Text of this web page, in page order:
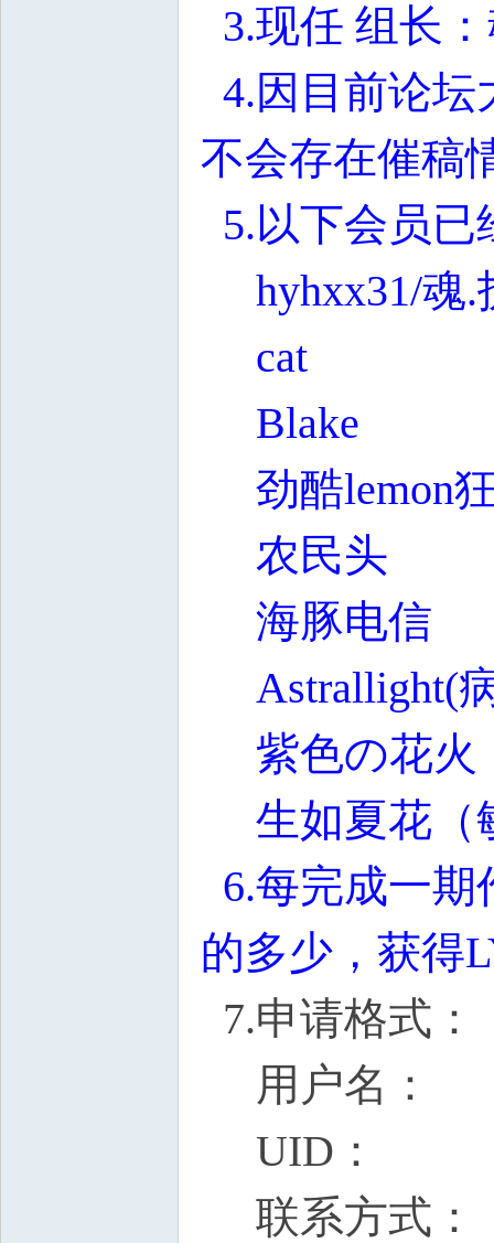
3.现任 组长
4.因目前论
不会存在催稿
5.以下会员
hyhxx31/魂.
cat
Blake
劲酷lemon
农民头
海豚电信
Astrallight(
紫色の花火
生如夏花（
6.每完成一
的多少，获得
7.申请格式
用户名：
UID：
联系方式：